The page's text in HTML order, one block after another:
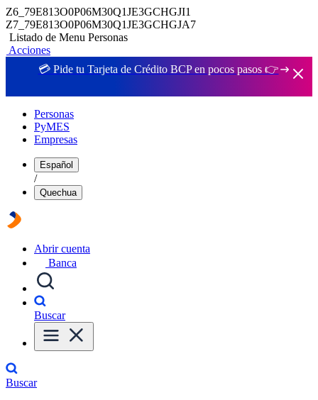
Z6_79E813O0P06M30Q1JE3GCHGJI1
Z7_79E813O0P06M30Q1JE3GCHGJA7
Listado de Menu Personas
Acciones
💳 Pide tu Tarjeta de Crédito BCP en pocos pasos 👉
Personas
PyMES
Empresas
Español
/
Quechua
Abrir cuenta
Banca
Buscar
Buscar